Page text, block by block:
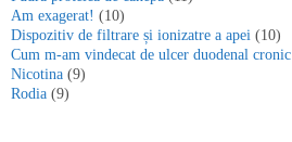
Am exagerat! (10)
Dispozitiv de filtrare și ionizatre a apei (10)
Cum m-am vindecat de ulcer duodenal cronic
Nicotina (9)
Rodia (9)